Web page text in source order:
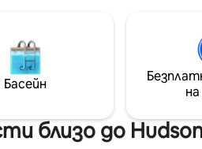
дори в сняг. Дърветата са
фон, любимият ви филм е на
хидромасажната вана ви
Цената за нощувка
за услугата на Airbnb и
почистване заедно.
Басейн
близо до